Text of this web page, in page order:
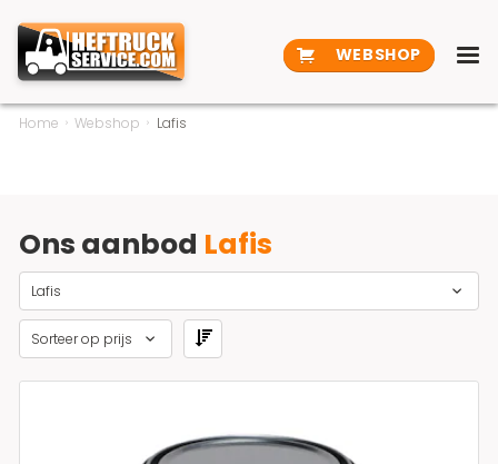
WEBSHOP
Home Webshop Lafis
Ons aanbod Lafis
Lafis
Sorteer op prijs